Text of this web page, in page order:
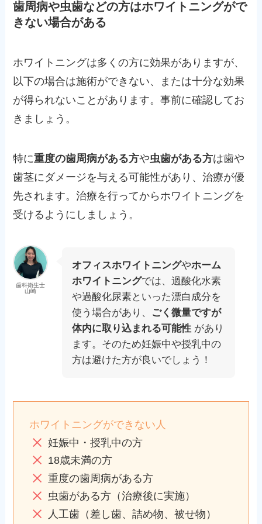
歯周病や虫歯などの方はホワイトニングがで
きない場合がある
ホワイトニングは多くの方に効果がありますが、
以下の場合は施術ができない、または十分な効果
が得られないことがあります。事前に確認してお
きましょう。
特に重度の歯周病がある方や虫歯がある方は歯や
歯茎にダメージを与える可能性があり、治療が優
先されます。治療を行ってからホワイトニングを
受けるようにしましょう。
歯科衛生士
山崎
オフィスホワイトニングやホーム
ホワイトニングでは、過酸化水素
や過酸化尿素といった漂白成分を
使う場合があり、 ごく微量ですが
体内に取り込まれる可能性 があり
ます。そのため妊娠中や授乳中の
方は避けた方が良いでしょう！
ホワイトニングができない人
妊娠中・授乳中の方
18歳未満の方
重度の歯周病がある方
虫歯がある方（治療後に実施）
人工歯（差し歯、詰め物、被せ物）